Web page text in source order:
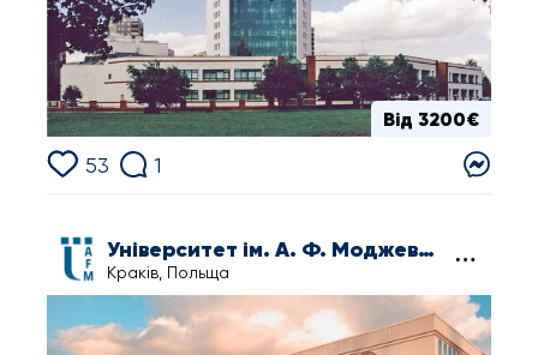
Від 3200€
53 1
Університет ім. А. Ф. Моджевського в Кракові
Краків, Польща